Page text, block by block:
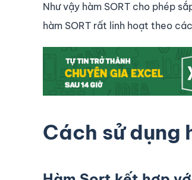
Như vậy hàm SORT cho phép
hàm SORT rất linh hoạt theo
Cách sử dụng